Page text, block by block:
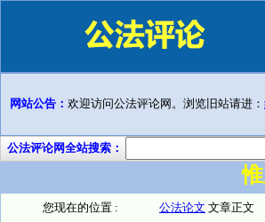
网站公告： 欢迎访问公法评论网。浏览旧站请进：
公法评论网全站搜索：
您现在的位置 : 公法论文 文章正文